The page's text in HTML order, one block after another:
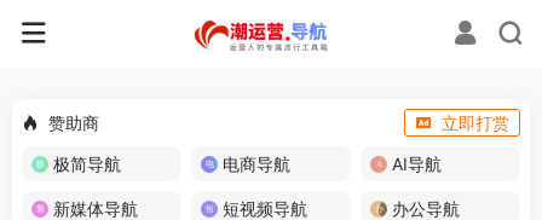
赞助商
立即打赏
极简导航
电商导航 AI导航
新媒体导航 短视频导航 办公导航